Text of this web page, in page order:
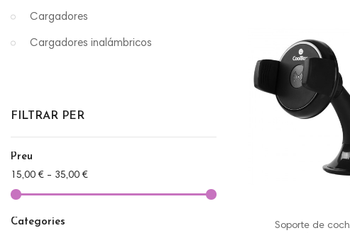
Cargadores
Cargadores inalámbricos
FILTRAR PER
Preu
15,00 € - 35,00 €
Categories
Soporte de